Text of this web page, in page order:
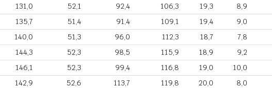
131,0 52,1 92,4 106,3 19,3
8,9
135,7 51,4 91,4 109,1 19,4
9,0
140,0 51,3 96,0 112,3 18,7
7,8
144,3 52,3 98,5 115,9 18,9
9,2
146,1 52,3 99,4 116,8 19,0
10,0
142,9 52,6 113,7 119,8 20,0
8,0